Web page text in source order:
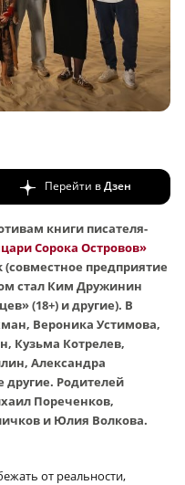
Перейти вДзен
книги писателя-
Сорока Островов»
(совместное предприятие
стал Ким Дружинин
(18+) и другие). В
Вероника Устимова,
Кузьма Котрелев,
Александра
другие. Родителей
Пореченков,
и Юлия Волкова.
от реальности,